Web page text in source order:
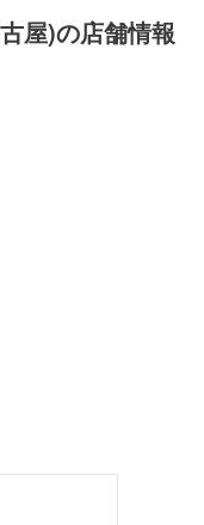
屋)の店舗情報